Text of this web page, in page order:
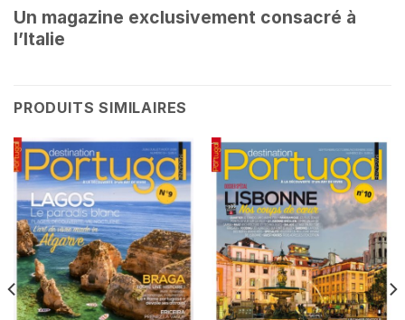
Un magazine exclusivement consacré à
l’Italie
PRODUITS SIMILAIRES